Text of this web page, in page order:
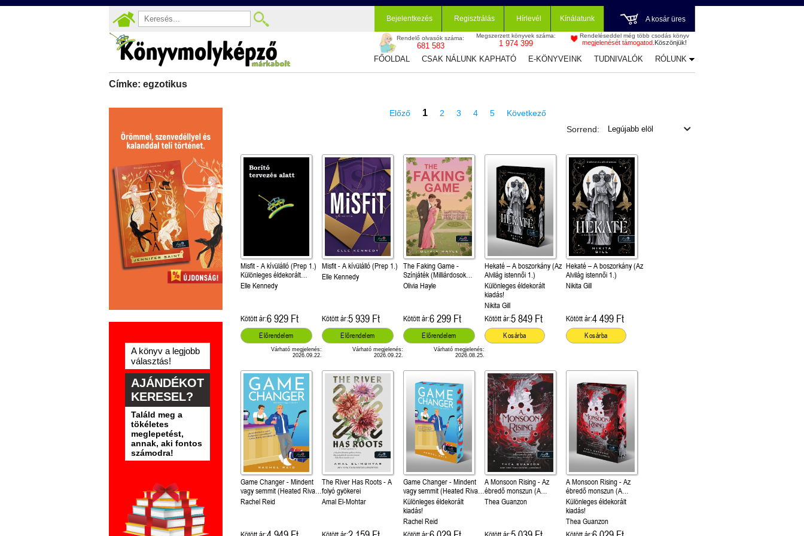
Bejelentkezés Regisztrálás Hírlevél Kínálatunk A kosár üres
Rendelő olvasók száma:
681 583
Megszerzett könyvek száma:
1 974 399
Rendeléseddel még több csodás könyv
megjelenését támogatod. Köszönjük!
FŐOLDAL CSAK NÁLUNK KAPHATÓ E-KÖNYVEINK TUDNIVALÓK RÓLUNK
Címke: egzotikus
A könyv a legjobb
választás!
AJÁNDÉKOT
KERESEL?
Találd meg a
tökéletes
meglepetést,
annak, aki fontos
számodra!
Előző 1 2 3 4 5
Következő
Sorrend:
Misfit - A kívülálló (Prep 1.)
Különleges éldekorált
kiadás!
Elle Kennedy
Kötött ár:6 929 Ft
Előrendelem
Várható megjelenés:
2026.09.22.
Misfit - A kívülálló (Prep 1.)
Elle Kennedy
Kötött ár:5 939 Ft
Előrendelem
Várható megjelenés:
2026.09.22.
The Faking Game -
Színjáték (Milliárdosok
játszmái 1.)
Olivia Hayle
Kötött ár:6 299 Ft
Előrendelem
Várható megjelenés:
2026.08.25.
Hekaté – A boszorkány (Az
Alvilág istennői 1.)
Különleges éldekorált
kiadás!
Nikita Gill
Kötött ár:5 849 Ft
Kosárba
Hekaté – A boszorkány (Az
Alvilág istennői 1.)
Nikita Gill
Kötött ár:4 499 Ft
Kosárba
Game Changer - Mindent
vagy semmit (Heated Rivalry
1.)
Rachel Reid
The River Has Roots - A
folyó gyökerei
Amal El-Mohtar
Game Changer - Mindent
vagy semmit (Heated Rivalry
1.)
Különleges éldekorált
kiadás!
Rachel Reid
A Monsoon Rising - Az
ébredő monszun (A
hurrikánháború 2.)
Thea Guanzon
A Monsoon Rising - Az
ébredő monszun (A
hurrikánháború 2.)
Különleges éldekorált
kiadás!
Thea Guanzon